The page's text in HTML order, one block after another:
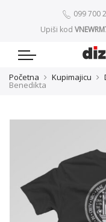
099 700
Upiši kod
Početna Kupimajicu
Benedikta